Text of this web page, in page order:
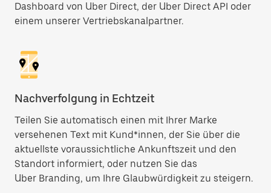
Dashboard von Uber Direct, der Uber Direct API oder
einem unserer Vertriebskanalpartner.
Nachverfolgung in Echtzeit
Teilen Sie automatisch einen mit Ihrer Marke
versehenen Text mit Kund*innen, der Sie über die
aktuellste voraussichtliche Ankunftszeit und den
Standort informiert, oder nutzen Sie das
Uber Branding, um Ihre Glaubwürdigkeit zu steigern.